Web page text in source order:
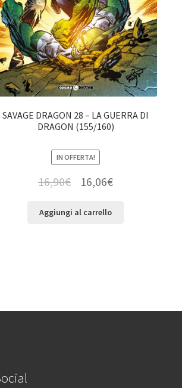
SAVAGE DRAGON 28 – LA GUERRA DI
DRAGON (155/160)
IN OFFERTA!
16,90€ 16,06€
Aggiungi al carrello